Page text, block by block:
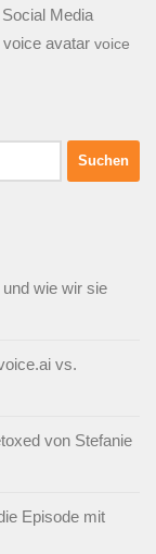
Social Media
voice avatar voice
wie wir sie
vs.
von Stefanie
Episode mit